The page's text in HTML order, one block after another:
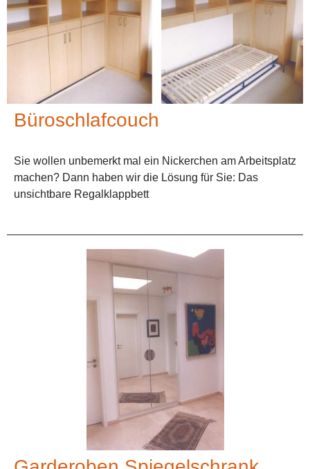
Büroschlafcouch
Sie wollen unbemerkt mal ein Nickerchen am Arbeitsplatz
machen? Dann haben wir die Lösung für Sie: Das
unsichtbare Regalklappbett